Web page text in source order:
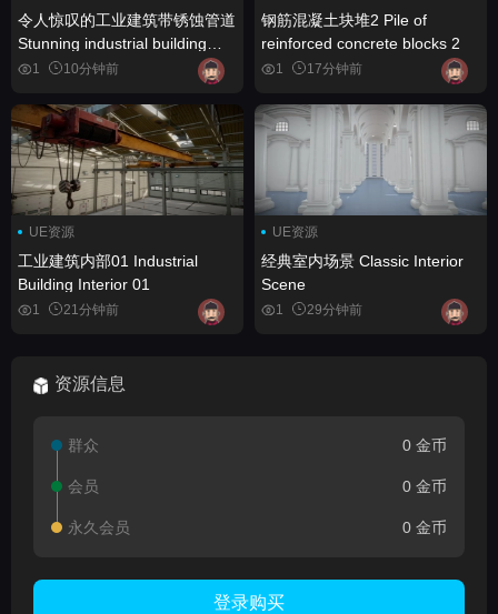
令人惊叹的工业建筑带锈蚀管道
Stunning industrial building
with rusty piping
1 10分钟前
钢筋混凝土块堆2 Pile of
reinforced concrete blocks 2
1 17分钟前
UE资源
工业建筑内部01 Industrial
Building Interior 01
1 21分钟前
UE资源
经典室内场景 Classic Interior
Scene
1 29分钟前
资源信息
群众 0 金币
会员 0 金币
永久会员 0 金币
登录购买